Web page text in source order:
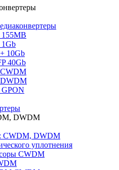
10Gb
40Gb
DWDM
CWDM, DWDM
уплотнения
CWDM